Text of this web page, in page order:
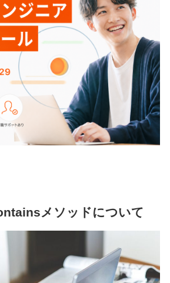
メソッドについて